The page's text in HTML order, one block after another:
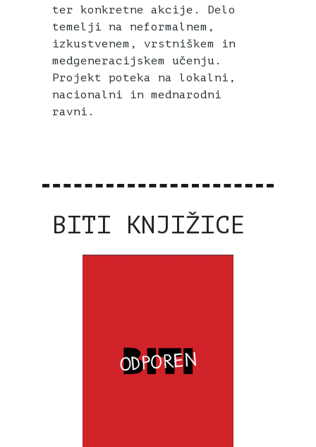
ter konkretne akcije. Delo
temelji na neformalnem,
izkustvenem, vrstniškem in
medgeneracijskem učenju.
Projekt poteka na lokalni,
nacionalni in mednarodni
ravni.
BITI KNJIŽICE